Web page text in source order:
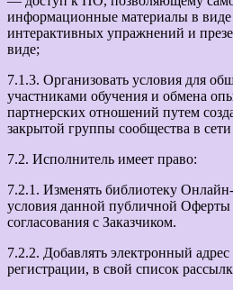
информационные материалы в виде
интерактивных упражнений и
виде;
7.1.3. Организовать условия для
участниками обучения и обмена
партнерских отношений путем
закрытой группы сообщества в
7.2. Исполнитель имеет право:
7.2.1. Изменять библиотеку
условия данной публичной Оферты
согласования с Заказчиком.
7.2.2. Добавлять электронный
регистрации, в свой список